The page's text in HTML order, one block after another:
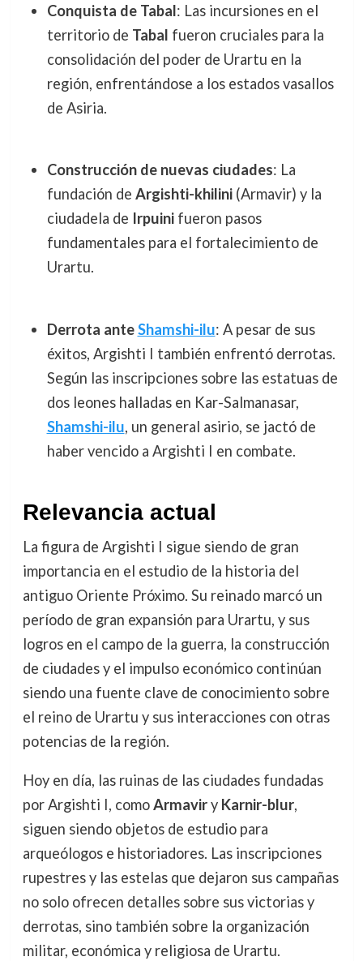
Conquista de Tabal: Las incursiones en el
territorio de Tabal fueron cruciales para la
consolidación del poder de Urartu en la
región, enfrentándose a los estados vasallos
de Asiria.
Construcción de nuevas ciudades: La
fundación de Argishti-khilini(Armavir) y la
ciudadela de Irpuinifueron pasos
fundamentales para el fortalecimiento de
Urartu.
Derrota anteShamshi-ilu: A pesar de sus
éxitos, Argishti I también enfrentó derrotas.
Según las inscripciones sobre las estatuas de
dos leones halladas en Kar-Salmanasar,
Shamshi-ilu, un general asirio, se jactó de
haber vencido a Argishti I en combate.
Relevancia actual
La figura de Argishti I sigue siendo de gran
importancia en el estudio de la historia del
antiguo Oriente Próximo. Su reinado marcó un
período de gran expansión para Urartu, y sus
logros en el campo de la guerra, la construcción
de ciudades y el impulso económico continúan
siendo una fuente clave de conocimiento sobre
el reino de Urartu y sus interacciones con otras
potencias de la región.
Hoy en día, las ruinas de las ciudades fundadas
por Argishti I, comoArmaviry Karnir-blur,
siguen siendo objetos de estudio para
arqueólogos e historiadores. Las inscripciones
rupestres y las estelas que dejaron sus campañas
no solo ofrecen detalles sobre sus victorias y
derrotas, sino también sobre la organización
militar, económica y religiosa de Urartu.